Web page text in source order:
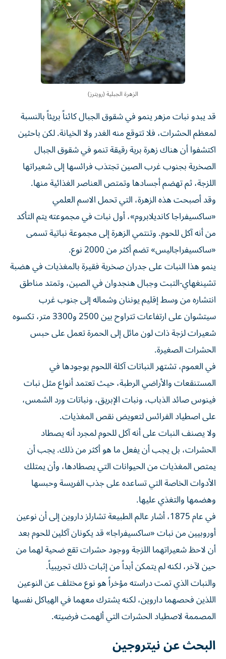
الزهرة الجبلية (رويترز)
قد يبدو نبات مزهر ينمو في شقوق الجبال كائناً بريئاً بالنسبة
لمعظم الحشرات، فلا تتوقع منه الغدر ولا الخيانة. لكن باحثين
اكتشفوا أن هناك زهرة برية رقيقة تنمو في شقوق الجبال
الصخرية بجنوب غرب الصين تجتذب ‌فرائسها إلى شعيراتها
اللزجة، ثم تهضم أجسادها وتمتص العناصر الغذائية منها.
وقد أصبحت هذه الزهرة، التي تحمل الاسم ​العلمي
«ساكسيفراجا كانديلابروم»، أول نبات ⁠في مجموعته يتم التأكد
من أنه آكل للحوم. وتنتمي الزهرة إلى مجموعة نباتية ‌تسمى
«ساكسيفراجاليس» تضم أكثر من 2000 نوع.
ينمو ‌هذا النبات على جدران صخرية فقيرة بالمغذيات في هضبة
تشينغهاي-التبت وجبال هنجدوان في الصين، وتمتد مناطق
انتشاره من وسط إقليم يوننان وشماله إلى جنوب غرب
سيتشوان على ارتفاعات تتراوح بين 2500 و3300 متر، تكسوه
شعيرات لزجة ذات ‌لون مائل إلى الحمرة تعمل على حبس
الحشرات الصغيرة.
في العموم، تشتهر النباتات آكلة اللحوم بوجودها في
المستنقعات والأراضي الرطبة، ⁠حيث تعتمد أنواع مثل نبات
فينوس صائد الذباب، ونبات الإبريق، ونباتات ورد الشمس،
على اصطياد الفرائس لتعويض نقص المغذيات.
ولا يصنف النبات على أنه آكل للحوم لمجرد أنه يصطاد
الحشرات، بل يجب أن يفعل ما هو أكثر من ذلك. يجب أن
يمتص المغذيات من الحيوانات التي يصطادها، وأن يمتلك
الأدوات الخاصة التي تساعده على جذب الفريسة وحبسها
وهضمها والتغذي عليها.
في عام 1875، أشار عالم الطبيعة تشارلز داروين إلى أن نوعين
أوروبيين من ​نبات «ساكسيفراجا» قد يكونان آكلين للحوم بعد
أن لاحظ شعيراتهما اللزجة ووجود حشرات تقع ضحية ‌لهما من
حين لآخر، لكنه لم يتمكن أبداً من إثبات ذلك تجريبياً.
والنبات الذي تمت دراسته مؤخراً هو نوع مختلف عن النوعين
اللذين فحصهما داروين، لكنه يشترك معهما في الهياكل نفسها
المصممة لاصطياد الحشرات التي ألهمت فرضيته.
البحث عن نيتروجين